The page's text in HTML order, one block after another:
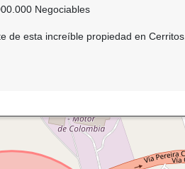
Negociables
de esta increíble propiedad en Cerritos.